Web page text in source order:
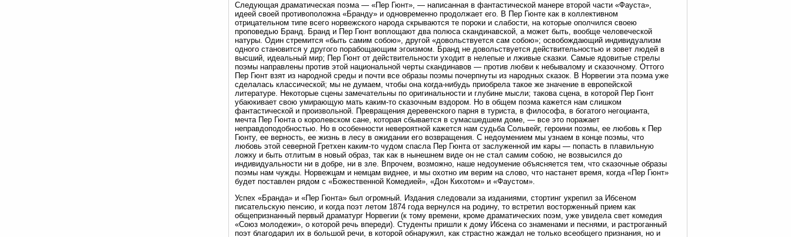
Следующая драматическая поэма — «Пер Гюнт», — написанная в фантастической манере второй части «Фауста»,
идеей своей противоположна «Бранду» и одновременно продолжает его. В Пер Гюнте как в коллективном
отрицательном типе всего норвежского народа скрываются те пороки и слабости, на которые ополчился своею
проповедью Бранд. Бранд и Пер Гюнт воплощают два полюса скандинавской, а может быть, вообще человеческой
натуры. Один стремится «быть самим собою», другой «довольствуется сам собою»; освобождающий индивидуализм
одного становится у другого порабощающим эгоизмом. Бранд не довольствуется действительностью и зовет людей в
высший, идеальный мир; Пер Гюнт от действительности уходит в нелепые и лживые сказки. Самые ядовитые стрелы
поэмы направлены против этой национальной черты скандинавов — против любви к небывалому и сказочному. Оттого
Пер Гюнт взят из народной среды и почти все образы поэмы почерпнуты из народных сказок. В Норвегии эта поэма уже
сделалась классической; мы не думаем, чтобы она когда-нибудь приобрела такое же значение в европейской
литературе. Некоторые сцены замечательны по оригинальности и глубине мысли; такова сцена, в которой Пер Гюнт
убаюкивает свою умирающую мать каким-то сказочным вздором. Но в общем поэма кажется нам слишком
фантастической и произвольной. Превращения деревенского парня в туриста, в философа, в богатого негоцианта,
мечта Пер Гюнта о королевском сане, которая сбывается в сумасшедшем доме, — все это поражает
неправдоподобностью. Но в особенности невероятной кажется нам судьба Сольвейг, героини поэмы, ее любовь к Пер
Гюнту, ее верность, ее жизнь в лесу в ожидании его возвращения. С недоумением мы узнаем в конце поэмы, что
любовь этой северной Гретхен каким-то чудом спасла Пер Гюнта от заслуженной им кары — попасть в плавильную
ложку и быть отлитым в новый образ, так как в нынешнем виде он не стал самим собою, не возвысился до
индивидуальности ни в добре, ни в зле. Впрочем, возможно, наше недоумение объясняется тем, что сказочные образы
поэмы нам чужды. Норвежцам и немцам виднее, и мы охотно им верим на слово, что настанет время, когда «Пер Гюнт»
будет поставлен рядом с «Божественной Комедией», «Дон Кихотом» и «Фаустом».
Успех «Бранда» и «Пер Гюнта» был огромный. Издания следовали за изданиями, стортинг укрепил за Ибсеном
писательскую пенсию, и когда поэт летом 1874 года вернулся на родину, то встретил восторженный прием как
общепризнанный первый драматург Норвегии (к тому времени, кроме драматических поэм, уже увидела свет комедия
«Союз молодежи», о которой речь впереди). Студенты пришли к дому Ибсена со знаменами и песнями, и растроганный
поэт благодарил их в большой речи, в которой обнаружил, как страстно жаждал не только всеобщего признания, но и